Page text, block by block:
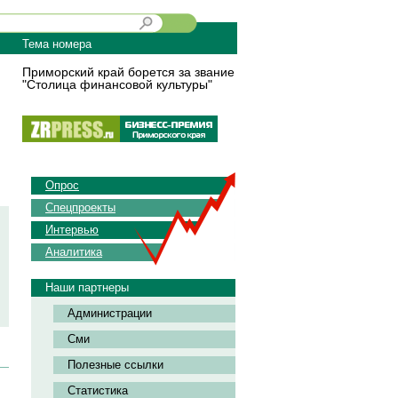
Тема номера
Приморский край борется за звание
"Столица финансовой культуры"
Опрос
Спецпроекты
Интервью
Аналитика
Наши партнеры
Администрации
Сми
Полезные ссылки
Статистика